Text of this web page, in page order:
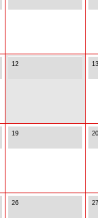
12 13
19 20
26 27